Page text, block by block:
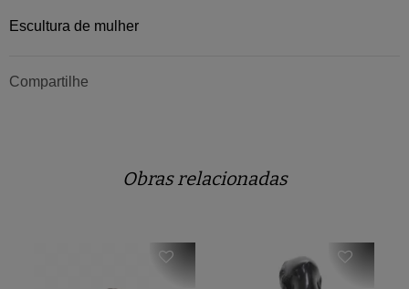
Escultura de mulher
Compartilhe
Obras relacionadas